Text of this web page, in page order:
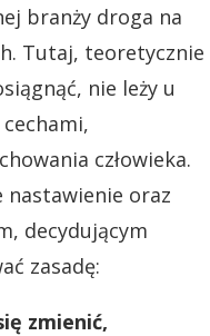
branży droga na
Tutaj, teoretycznie
nie leży u
człowieka.
nastawienie oraz
decydującym
zasadę:
zmienić,